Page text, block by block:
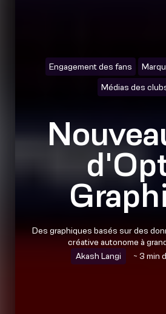
Engagement des fans
Médias des
Des graphiques basés sur des
créative autonome à
Akash Langi
~ 3 min